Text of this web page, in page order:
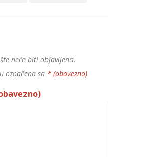
neće biti objavljena.
označena sa * (obavezno)